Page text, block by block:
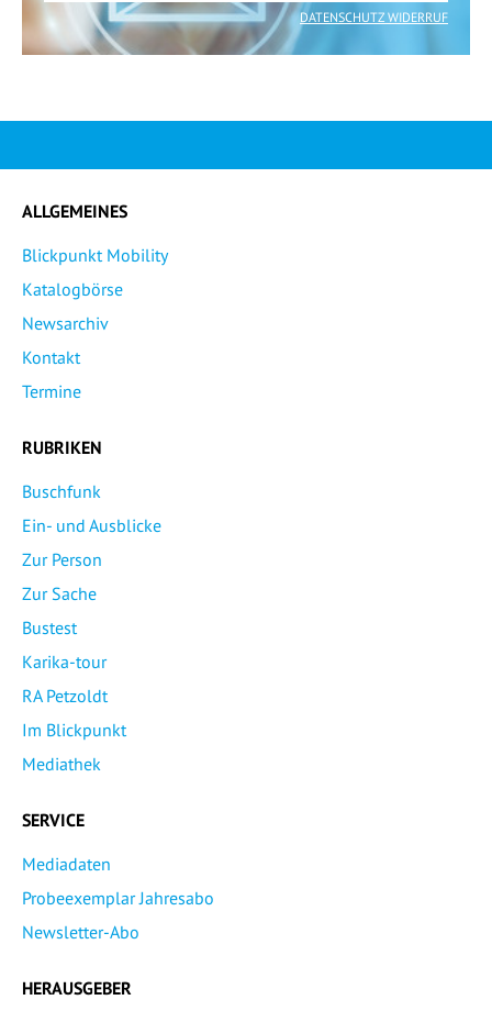
DATENSCHUTZ WIDERRUF
ALLGEMEINES
Blickpunkt Mobility
Katalogbörse
Newsarchiv
Kontakt
Termine
RUBRIKEN
Buschfunk
Ein- und Ausblicke
Zur Person
Zur Sache
Bustest
Karika-tour
RA Petzoldt
Im Blickpunkt
Mediathek
SERVICE
Mediadaten
Probeexemplar Jahresabo
Newsletter-Abo
HERAUSGEBER